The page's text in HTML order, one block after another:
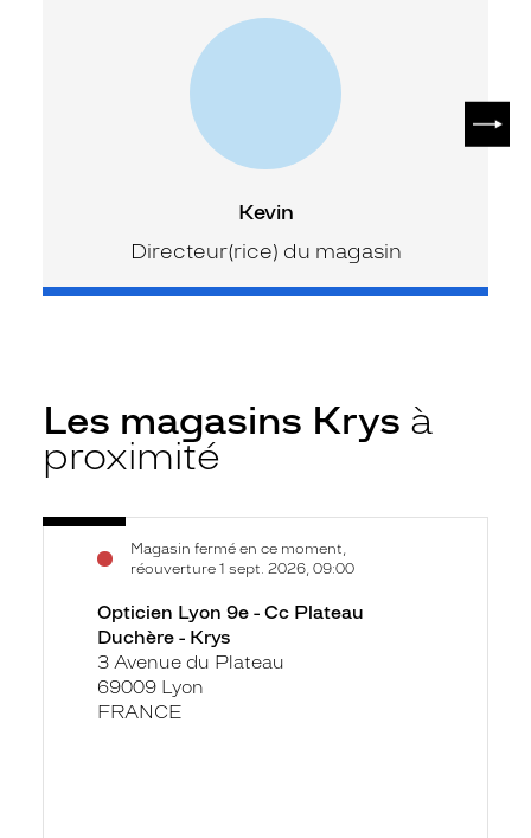
Kevin
Directeur(rice) du magasin
Les magasins Krys à
proximité
Opticien
Plateau
Duchère
Magasin fermé en ce moment,
réouverture 1 sept. 2026, 09:00
Voir
Opticien Lyon 9e - Cc Plateau
Duchère - Krys
3 Avenue du Plateau
69009 Lyon
FRANCE